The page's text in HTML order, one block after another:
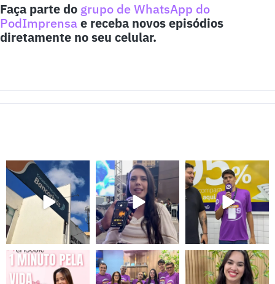
Faça parte do grupo de WhatsApp do
PodImprensae receba novos episódios
diretamente no seu celular.